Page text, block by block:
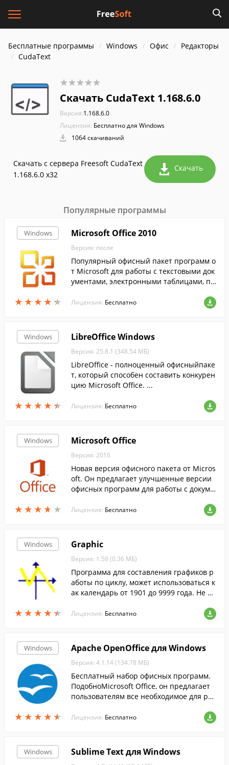
Бесплатные программы Windows Офис
Редакторы
CudaText
Скачать CudaText 1.168.6.0
Версия:1.168.6.0
Лицензия: Бесплатно для Windows
1064 скачиваний
Скачать с сервера Freesoft CudaText
1.168.6.0 x32
Скачать
Популярные программы
Windows
★ ★ ★ ★ ★
★ ★ ★ ★ ★
Microsoft Office 2010
Версия: после
Популярный офисный пакет программ о
т Microsoft для работы с текстовыми док
ументами, электронными таблицами, пр
Лицензия: Бесплатно
Windows
★ ★ ★ ★ ★
★ ★ ★ ★ ★
LibreOffice Windows
Версия: 25.8.1 (348.54 МБ)
LibreOffice - полноценный офисныйпаке
т, который способен составить конкурен
цию Microsoft Office. ...
Лицензия: Бесплатно
Windows
★ ★ ★ ★ ★
★ ★ ★ ★ ★
Microsoft Office
Версия: 2016
Новая версия офисного пакета от Micros
oft. Он предлагает улучшенные версии
офисных программ для работы с докуме
ми данных и т.д.
Лицензия: Бесплатно
Windows
★ ★ ★ ★ ★
★ ★ ★ ★ ★
Graphic
Версия: 1.58 (0.36 МБ)
Программа для составления графиков р
аботы по циклу, может использоваться к
ак календарь от 1901 до 9999 года. Не тр
Лицензия: Бесплатно
Windows
★ ★ ★ ★ ★
★ ★ ★ ★ ★
Apache OpenOffice для Windows
Версия: 4.1.14 (134.78 МБ)
Бесплатный набор офисных программ.
ПодобноMicrosoft Office, он предлагает
пользователям все необходимое для раб
Лицензия: Бесплатно
Windows Sublime Text для Windows